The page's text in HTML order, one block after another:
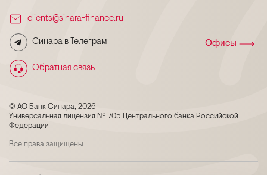
© АО Банк Синара, 2026
Универсальная лицензия № 705 Центрального банка Российской
Федерации
Все права защищены
clients@sinara-finance.ru
Синара в Телеграм
Обратная связь
Офисы